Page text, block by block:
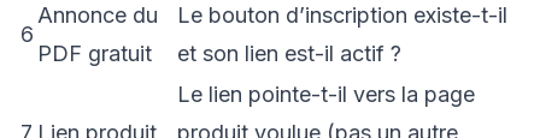
6
Annonce du
PDF gratuit
Le bouton d’inscription existe-t-il
et son lien est-il actif ?
7 Lien produit
Le lien pointe-t-il vers la page
produit voulue (pas un autre